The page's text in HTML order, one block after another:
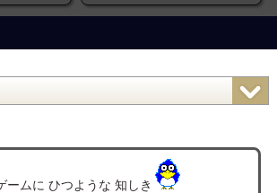
ームに ひつような 知しき